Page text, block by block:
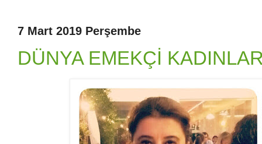
7 Mart 2019 Perşembe
DÜNYA EMEKÇİ